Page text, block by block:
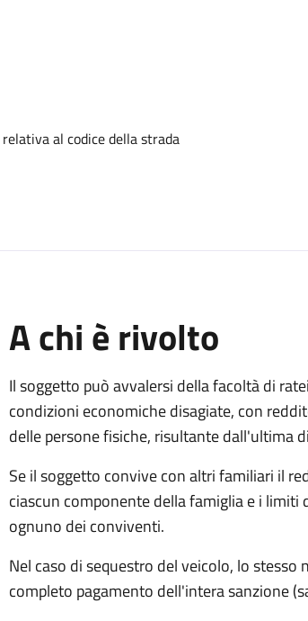
al codice della strada
A chi è rivolto
Il soggetto può avvalersi della facoltà di
condizioni economiche disagiate, con
delle persone fisiche, risultante dall'ultima
Se il soggetto convive con altri familiari il
ciascun componente della famiglia e i
ognuno dei conviventi.
Nel caso di sequestro del veicolo, lo
completo pagamento dell'intera sanzione